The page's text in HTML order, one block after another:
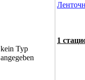
kein Typ
angegeben
1